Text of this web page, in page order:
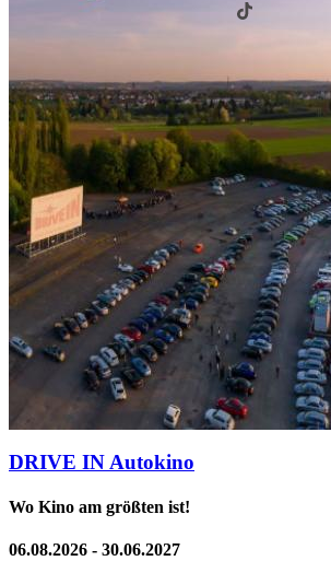
DRIVE IN Autokino
Wo Kino am größten ist!
06.08.2026 - 30.06.2027